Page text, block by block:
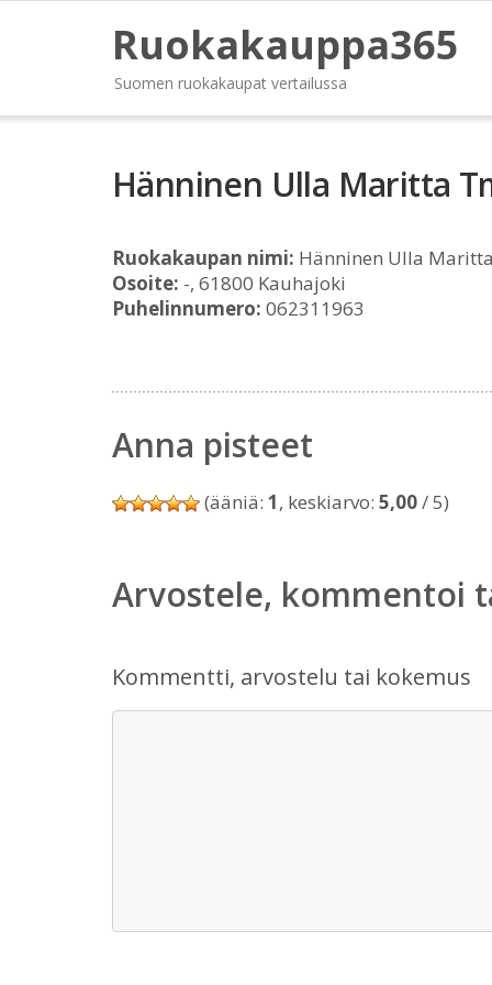
Ruokakauppa365
Suomen ruokakaupat vertailussa
Hänninen Ulla Maritta
Ruokakaupan nimi: Hänninen Ulla
Osoite: -, 61800 Kauhajoki
Puhelinnumero: 062311963
Anna pisteet
(ääniä: 1, keskiarvo: 5,00/ 5)
Arvostele, kommentoi
Kommentti, arvostelu tai kokemus